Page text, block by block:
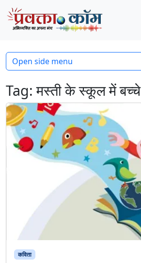
Skip to content
Skip to footer
Tag:मस्ती के स्कूल में बच्चे
कविता
Open side menu